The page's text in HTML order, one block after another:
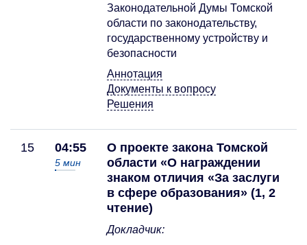
Законодательной Думы Томской
области по законодательству,
государственному устройству и
безопасности
Аннотация
Документы к вопросу
Решения
15 04:55
5 мин
О проекте закона Томской
области «О награждении
знаком отличия «За заслуги
в сфере образования» (1, 2
чтение)
Докладчик: